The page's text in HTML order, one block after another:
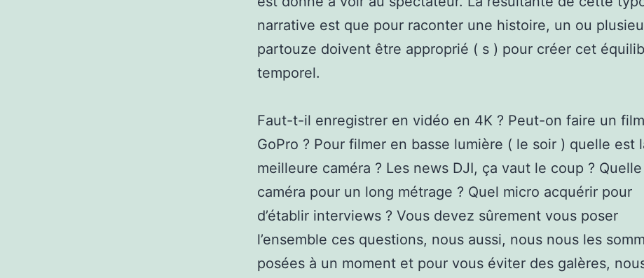
narrative est que pour raconter une histoire, un ou
partouze doivent être approprié ( s ) pour créer cet
temporel.
Faut-t-il enregistrer en vidéo en 4K ? Peut-on faire un
GoPro ? Pour filmer en basse lumière ( le soir ) quelle est
meilleure caméra ? Les news DJI, ça vaut le coup ? Quelle
caméra pour un long métrage ? Quel micro acquérir pour
d’établir interviews ? Vous devez sûrement vous poser
l’ensemble ces questions, nous aussi, nous nous les
posées à un moment et pour vous éviter des galères,